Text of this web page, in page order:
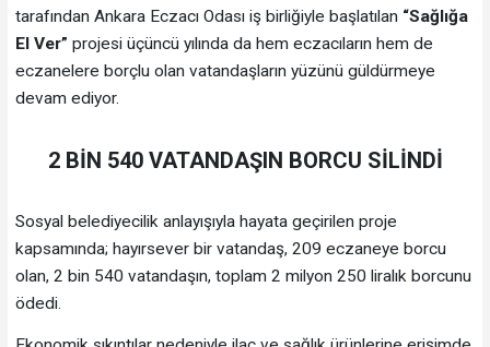
tarafından Ankara Eczacı Odası iş birliğiyle başlatılan “Sağlığa
El Ver” projesi üçüncü yılında da hem eczacıların hem de
eczanelere borçlu olan vatandaşların yüzünü güldürmeye
devam ediyor.
2 BİN 540 VATANDAŞIN BORCU SİLİNDİ
Sosyal belediyecilik anlayışıyla hayata geçirilen proje
kapsamında; hayırsever bir vatandaş, 209 eczaneye borcu
olan, 2 bin 540 vatandaşın, toplam 2 milyon 250 liralık borcunu
ödedi.